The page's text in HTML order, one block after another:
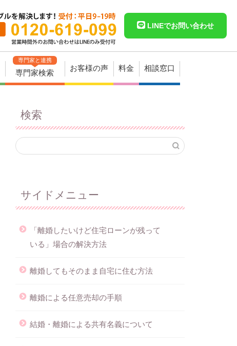
LINEでお問い合わせ
専門家と連携
専門家検索
お客様の声 料金 相談窓口
検索
サイドメニュー
「離婚したいけど住宅ローンが残って
いる」場合の解決方法
離婚してもそのまま自宅に住む方法
離婚による任意売却の手順
結婚・離婚による共有名義について